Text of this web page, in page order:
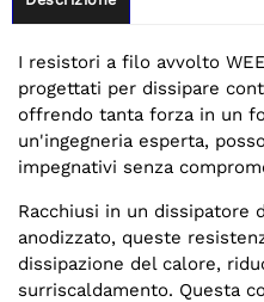
I resistori a filo avvolto
progettati per dissipare
offrendo tanta forza in un
un'ingegneria esperta,
impegnativi senza
Racchiusi in un dissipatore
anodizzato, queste
dissipazione del calore,
surriscaldamento. Questa